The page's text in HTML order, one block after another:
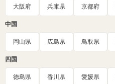
大阪府 兵庫県 京都府
中国
岡山県 広島県 鳥取県
四国
徳島県 香川県 愛媛県